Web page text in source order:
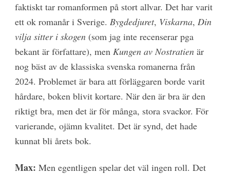
faktiskt tar romanformen på stort allvar. Det har varit
ett ok romanår i Sverige. Bygdedjuret, Viskarna, Din
vilja sitter i skogen(som jag inte recenserar pga
bekant är författare), men Kungen av Nostratienär
nog bäst av de klassiska svenska romanerna från
2024. Problemet är bara att förläggaren borde varit
hårdare, boken blivit kortare. När den är bra är den
riktigt bra, men det är för många, stora svackor. För
varierande, ojämn kvalitet. Det är synd, det hade
kunnat bli årets bok.
Max: Men egentligen spelar det väl ingen roll. Det